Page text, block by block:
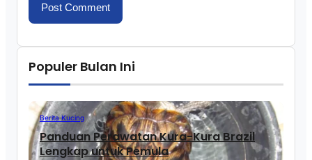
Populer Bulan Ini
Berita Kucing
Panduan Perawatan Kura-Kura Brazil
Lengkap untuk Pemula